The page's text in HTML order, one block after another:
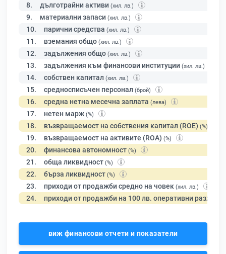
8. дълготрайни активи (хил. лв.)
9. материални запаси (хил. лв.)
10. парични средства (хил. лв.)
11. вземания общо (хил. лв.)
12. задължения общо (хил. лв.)
13. задължения към финансови институции (хил. лв.)
14. собствен капитал (хил. лв.)
15. средносписъчен персонал (брой)
16. средна нетна месечна заплата (лева)
17. нетен марж (%)
18. възвращаемост на собствения капитал (ROE) (%)
19. възвращаемост на активите (ROA) (%)
20. финансова автономност (%)
21. обща ликвидност (%)
22. бърза ликвидност (%)
23. приходи от продажби средно на човек (хил. лв.)
24. приходи от продажби на 100 лв. оперативни разходи
виж финансови отчети и показатели